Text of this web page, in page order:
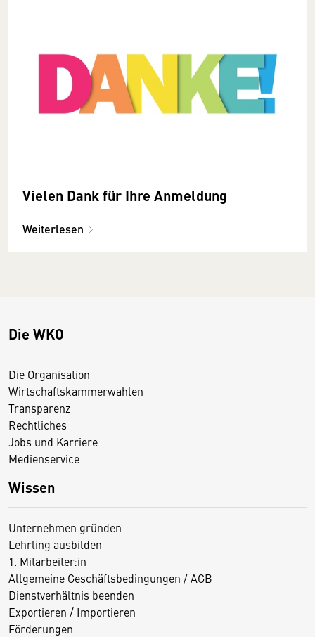
Vielen Dank für Ihre Anmeldung
Weiterlesen
Die WKO
Die Organisation
Wirtschaftskammerwahlen
Transparenz
Rechtliches
Jobs und Karriere
Medienservice
Wissen
Unternehmen gründen
Lehrling ausbilden
1. Mitarbeiter:in
Allgemeine Geschäftsbedingungen / AGB
Dienstverhältnis beenden
Exportieren / Importieren
Förderungen